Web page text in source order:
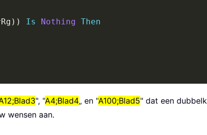
) ) Is Nothing Then
", "A4;Blad4„ en "A100;Blad5" dat een
wensen aan.